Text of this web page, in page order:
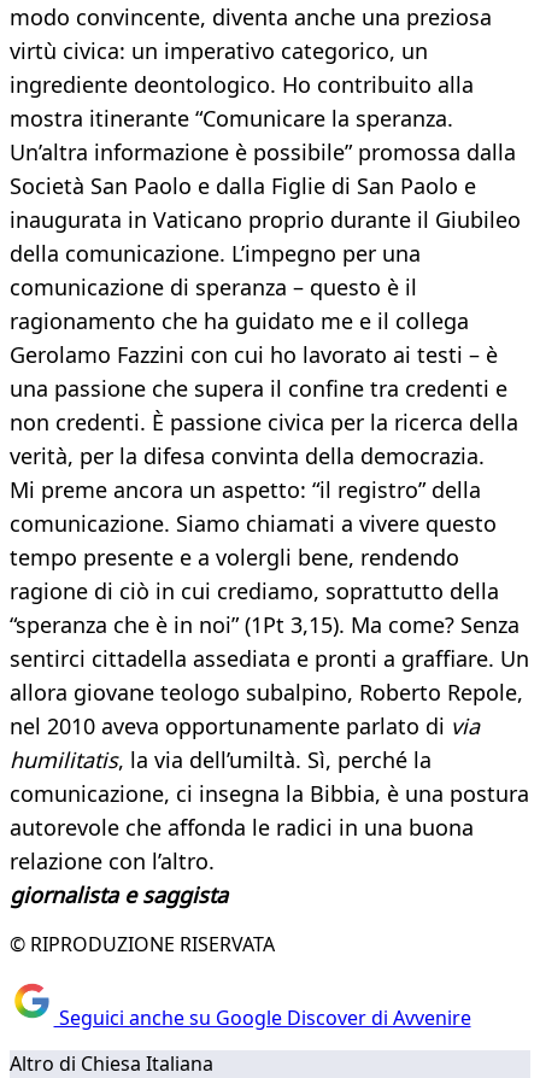
modo convincente, diventa anche una preziosa
virtù civica: un imperativo categorico, un
ingrediente deontologico. Ho contribuito alla
mostra itinerante “Comunicare la speranza.
Un’altra informazione è possibile” promossa dalla
Società San Paolo e dalla Figlie di San Paolo e
inaugurata in Vaticano proprio durante il Giubileo
della comunicazione. L’impegno per una
comunicazione di speranza – questo è il
ragionamento che ha guidato me e il collega
Gerolamo Fazzini con cui ho lavorato ai testi – è
una passione che supera il confine tra credenti e
non credenti. È passione civica per la ricerca della
verità, per la difesa convinta della democrazia.
Mi preme ancora un aspetto: “il registro” della
comunicazione. Siamo chiamati a vivere questo
tempo presente e a volergli bene, rendendo
ragione di ciò in cui crediamo, soprattutto della
“speranza che è in noi” (1Pt 3,15). Ma come? Senza
sentirci cittadella assediata e pronti a graffiare. Un
allora giovane teologo subalpino, Roberto Repole,
nel 2010 aveva opportunamente parlato di via
humilitatis, la via dell’umiltà. Sì, perché la
comunicazione, ci insegna la Bibbia, è una postura
autorevole che affonda le radici in una buona
relazione con l’altro.
giornalista e saggista
© RIPRODUZIONE RISERVATA
Seguici anche su Google Discover di Avvenire
Altro di Chiesa Italiana